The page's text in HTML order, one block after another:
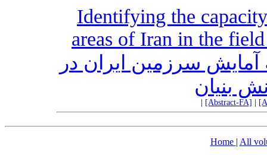
Identifying the
areas of Iran in the
سرزمین ایران در
بنیان
[Abstract-FA]
Home | All